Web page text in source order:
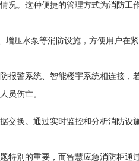
。这种便捷的管理方式为消防工
压水泵等消防设施，方便用户在
警系统、智能楼宇系统相连接，
员伤亡。
换。通过实时监控和分析消防设
别的重要，而智慧应急消防柜通